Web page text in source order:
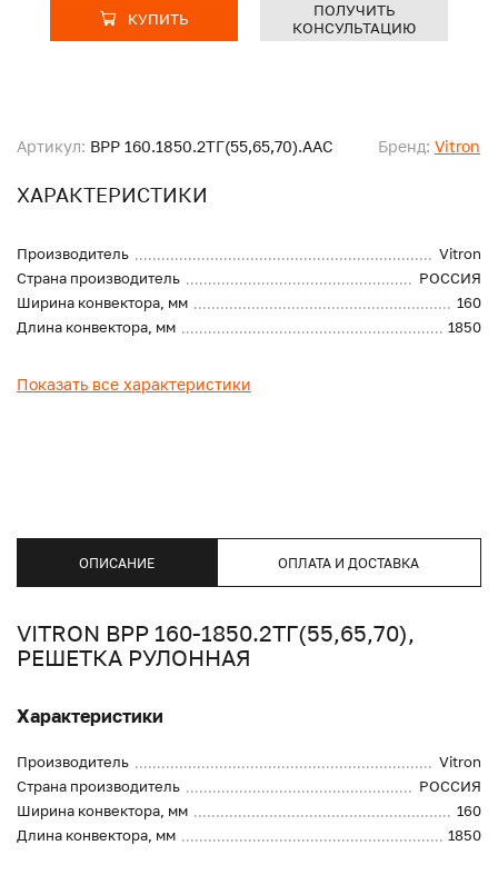
Артикул: ВРР 160.1850.2ТГ(55,65,70).ААС Бренд: Vitron
ХАРАКТЕРИСТИКИ
Производитель
Vitron
Страна производитель
РОССИЯ
Ширина конвектора, мм
160
Длина конвектора, мм
1850
Показать все характеристики
КУПИТЬ
ПОЛУЧИТЬ
КОНСУЛЬТАЦИЮ
ОПИСАНИЕ ОПЛАТА И ДОСТАВКА
VITRON ВРР 160-1850.2ТГ(55,65,70),
РЕШЕТКА РУЛОННАЯ
Характеристики
Производитель
Vitron
Страна производитель
РОССИЯ
Ширина конвектора, мм
160
Длина конвектора, мм
1850